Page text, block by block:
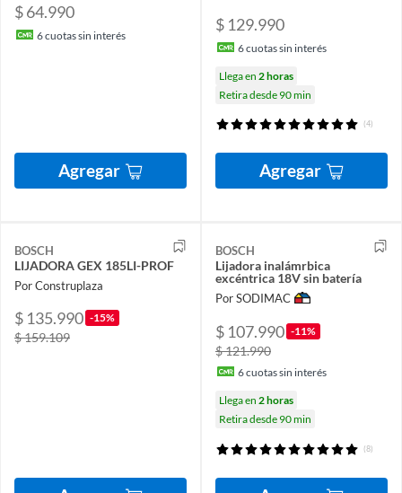
$ 64.990
6cuotas sin interés
Agregar
$ 129.990
6cuotas sin interés
Llega en 2 horas
Retira desde 90 min
(4)
Agregar
BOSCH
LIJADORA GEX 185LI-PROF
Por Construplaza
$ 135.990 -15%
$ 159.109
BOSCH
Lijadora inalámrbica
excéntrica 18V sin batería
Por SODIMAC
$ 107.990 -11%
$ 121.990
6cuotas sin interés
Llega en 2 horas
Retira desde 90 min
(8)